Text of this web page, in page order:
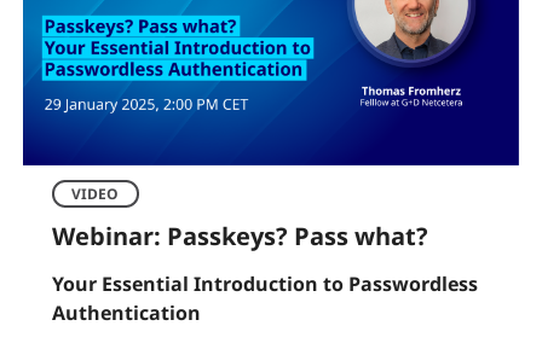
VIDEO
Webinar: Passkeys? Pass what?
Your Essential Introduction to Passwordless
Authentication